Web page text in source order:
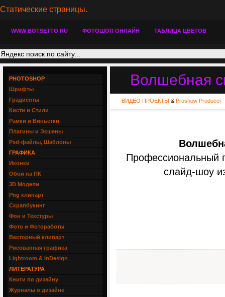
Статические страницы.
WWW BOTSETTO RU ФОТОШОП ОНЛАЙН ТАБЛИЦА ЦВЕТОВ
Волшебная
ВИДЕО ПРОЕКТЫ & Proshow Producer
Профессиональный
слайд-шоу
PHOTOSHOP
Шрифты
Градиенты
Кисти и Стили
Рамки и Виньетки
Плагины и Экшены
Psd-файлы, Шаблоны
ГРАФИКА
Иконки
Обои на ПК
3D Модели
Png клипарт
Скрапбукинг
Фон и Текстуры
Фото и Фотоработы
Векторный клипарт
Рисованная графика
Lightroom & inDesign
ЛИТЕРАТУРА
Книги по дизайну
Журналы о дизайне